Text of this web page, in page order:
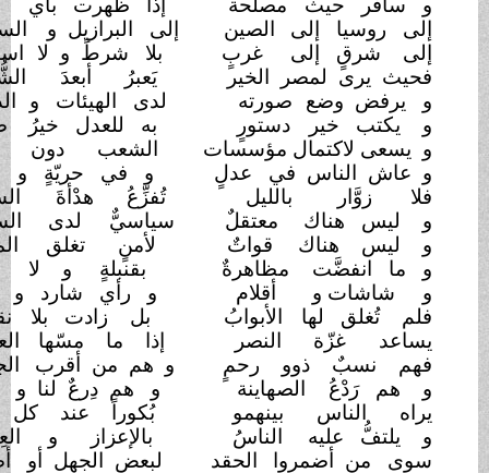
إلى روسيا إلى
الصين
إلى شرقٍ إلى غربٍ
فحيث يرى لمصر الخير
و يرفض وضعصورته
و يكتب خيردستورٍ
و يسعى لاكتمال مؤسسات
و عاش الناس في عدلٍ
فلا زوَّار
بالليل
و ليس هناك معتقلٌ
و ليس هناك قواتٌ
و ما انفضَّت مظاهرةٌ
و شاشات و أقلام
فلم تُغلق لها
الأبوابُ
يساعد غزّة النصر
فهم نسبٌ ذوو رحمٍ
و هم رَدْعُ الصهاينة
يراه الناس بينهمو
و يلتفُّ عليه الناسُ
سوى من أضمرواالحقد
إلى البرازيل و السودان
بلا شرطً و لا استئذان
يَعبرُ أبعدَ الشُّطآن
لدى الهيئات والديوان
به للعدل خيرُضمان
الشعب دونتوان
و في حريّةٍ و
أمان
تُفزِّعُ هدْأةَالسّكان
سياسيٌّ لدى السجان
لأمنٍ تغلق الميدان
بقنبلةٍ و لا
دخان
و رأي شارد و
أغان
بل زادت بلا
نقصان
إذا ما مسّهاالعدوان
و هم من أقربالجيران
و هم دِرعٌ لنا و
أمان
بُكوراً عند كل أذان
بالإعزاز و العِرفان
لبعض الجهل أو
أضغان